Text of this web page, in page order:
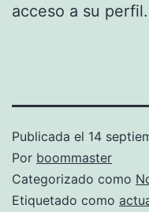
acceso a su perfil.
Publicada el 14
Por boommaster
Categorizado como
Etiquetado como